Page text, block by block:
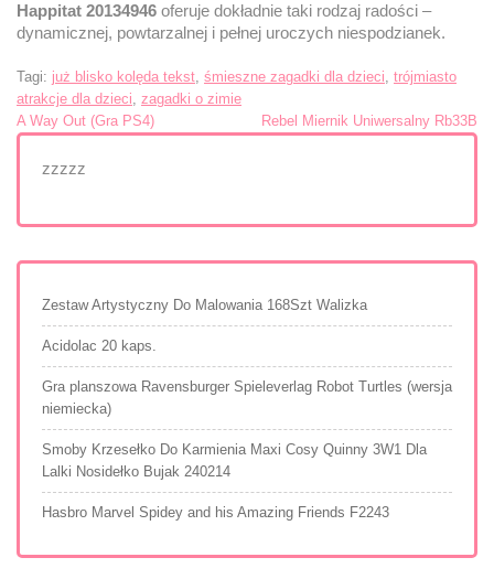
Happitat 20134946 oferuje dokładnie taki rodzaj radości –
dynamicznej, powtarzalnej i pełnej uroczych niespodzianek.
Tagi: już blisko kolęda tekst, śmieszne zagadki dla dzieci, trójmiasto
atrakcje dla dzieci, zagadki o zimie
Nawigacja
wpisu
A Way Out (Gra PS4) Rebel Miernik Uniwersalny Rb33B
zzzzz
Zestaw Artystyczny Do Malowania 168Szt Walizka
Acidolac 20 kaps.
Gra planszowa Ravensburger Spieleverlag Robot Turtles (wersja
niemiecka)
Smoby Krzesełko Do Karmienia Maxi Cosy Quinny 3W1 Dla
Lalki Nosidełko Bujak 240214
Hasbro Marvel Spidey and his Amazing Friends F2243